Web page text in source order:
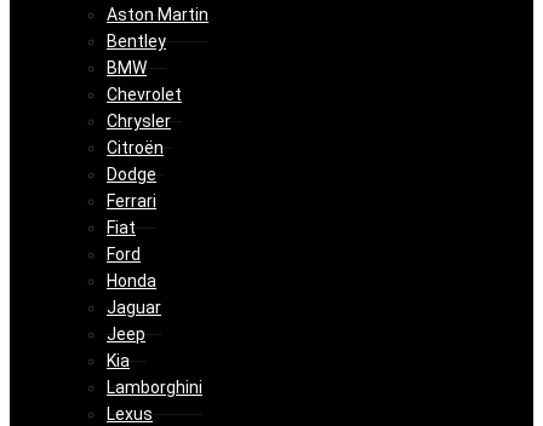
Aston Martin
Bentley
BMW
Chevrolet
Chrysler
Citroën
Dodge
Ferrari
Fiat
Ford
Honda
Jaguar
Jeep
Kia
Lamborghini
Lexus